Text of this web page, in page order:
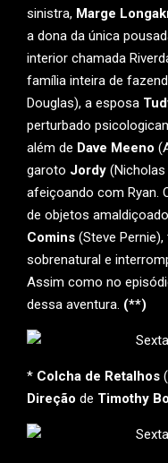
sinistra, Marge
a dona da única
interior chamada
família inteira de
Douglas), a esposa
perturbado
além de Dave Meeno
garoto Jordy (Nicholas
afeiçoando com Ryan.
de objetos
Comins (Steve
sobrenatural e
Assim como no
dessa aventura. (**)
* Colcha de Retalhos
Direção de Timothy